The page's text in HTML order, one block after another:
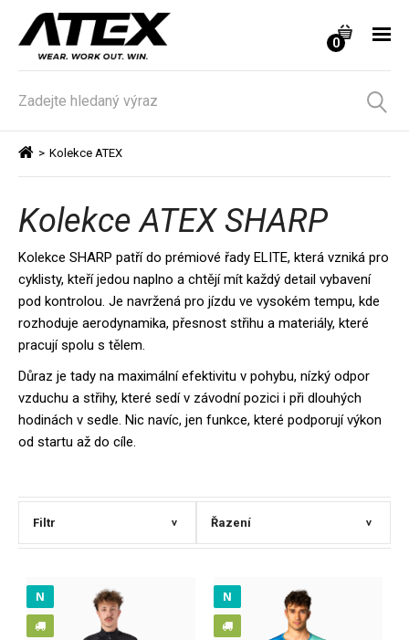
0
> Kolekce ATEX
Kolekce ATEX SHARP
Kolekce SHARP patří do prémiové řady ELITE, která vzniká pro
cyklisty, kteří jedou naplno a chtějí mít každý detail vybavení
pod kontrolou. Je navržená pro jízdu ve vysokém tempu, kde
rozhoduje aerodynamika, přesnost střihu a materiály, které
pracují spolu s tělem.
Důraz je tady na maximální efektivitu v pohybu, nízký odpor
vzduchu a střihy, které sedí v závodní pozici i při dlouhých
hodinách v sedle. Nic navíc, jen funkce, které podporují výkon
od startu až do cíle.
Filtr > Řazení >
N N